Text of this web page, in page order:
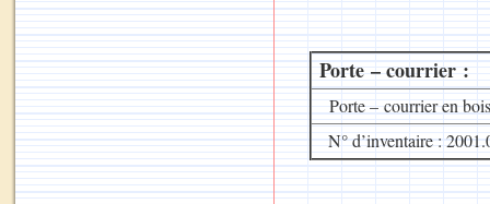
Porte – courrier :
Porte – courrier en
N° d’inventaire :